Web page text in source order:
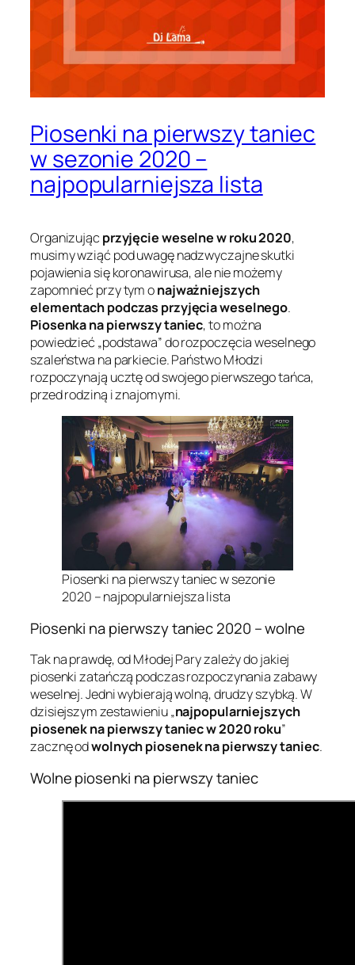
Piosenki na pierwszy taniec
w sezonie 2020 –
najpopularniejsza lista
Organizując przyjęcie weselne w roku 2020,
musimy wziąć pod uwagę nadzwyczajne skutki
pojawienia się koronawirusa, ale nie możemy
zapomnieć przy tym onajważniejszych
elementach podczas przyjęcia weselnego.
Piosenka na pierwszy taniec, to można
powiedzieć „podstawa” do rozpoczęcia weselnego
szaleństwa na parkiecie. Państwo Młodzi
rozpoczynają ucztę od swojego pierwszego tańca,
przed rodziną i znajomymi.
Piosenki na pierwszy taniec w sezonie
2020 – najpopularniejsza lista
Piosenki na pierwszy taniec 2020 – wolne
Tak na prawdę, od Młodej Pary zależy do jakiej
piosenki zatańczą podczas rozpoczynania zabawy
weselnej. Jedni wybierają wolną, drudzy szybką. W
dzisiejszym zestawieniu „najpopularniejszych
piosenek na pierwszy taniec w 2020 roku”
zacznę odwolnych piosenek na pierwszy taniec.
Wolne piosenki na pierwszy taniec